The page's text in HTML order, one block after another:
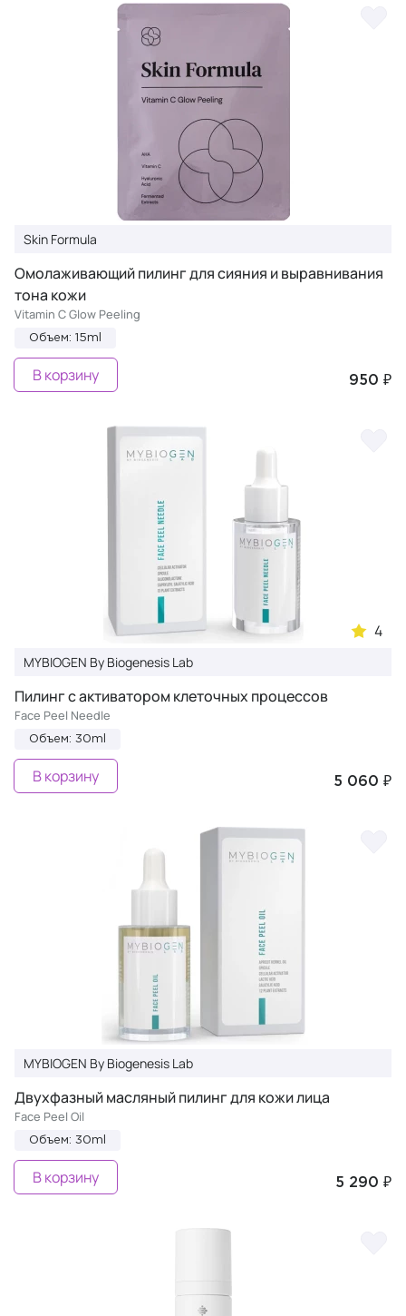
Skin Formula
Омолаживающий пилинг для сияния и выравнивания
тона кожи
Vitamin C Glow Peeling
Объем: 15ml
950 ₽
В корзину
4
MYBIOGEN By Biogenesis Lab
Пилинг с активатором клеточных процессов
Face Peel Needle
Объем: 30ml
5 060 ₽
В корзину
MYBIOGEN By Biogenesis Lab
Двухфазный масляный пилинг для кожи лица
Face Peel Oil
Объем: 30ml
5 290 ₽
В корзину